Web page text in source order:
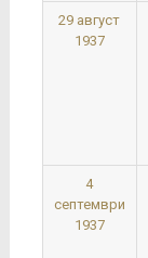
29 август
1937
4
септември
1937